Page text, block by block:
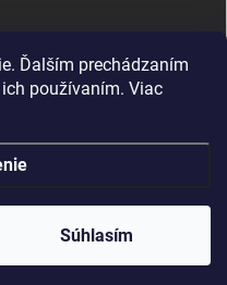
Ďalším prechádzaním
používaním. Viac
Súhlasím
Shoptet
práva vyhradené.Upraviť